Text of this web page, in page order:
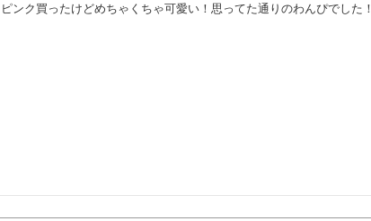
ピンク買ったけどめちゃくちゃ可愛い！思ってた通りのわんぴでした！